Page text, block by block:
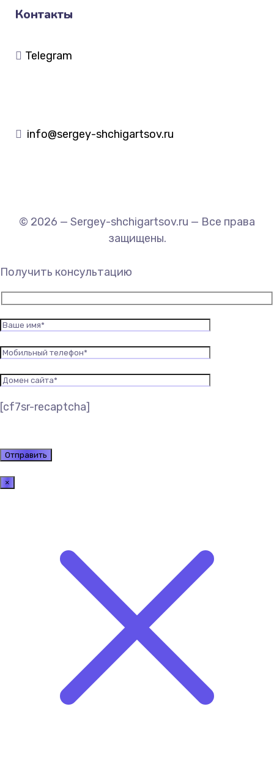
Контакты
Telegram
info@sergey-shchigartsov.ru
© 2026 — Sergey-shchigartsov.ru — Все права
защищены.
Получить консультацию
[cf7sr-recaptcha]
×